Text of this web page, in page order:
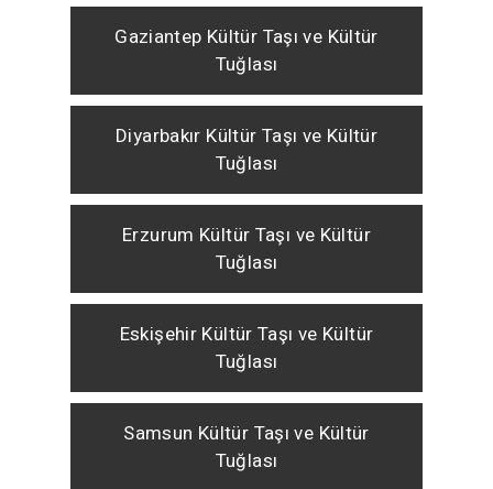
Gaziantep Kültür Taşı ve Kültür
Tuğlası
Diyarbakır Kültür Taşı ve Kültür
Tuğlası
Erzurum Kültür Taşı ve Kültür
Tuğlası
Eskişehir Kültür Taşı ve Kültür
Tuğlası
Samsun Kültür Taşı ve Kültür
Tuğlası